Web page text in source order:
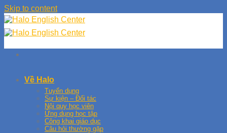
Skip to content
Về Halo
Tuyển dụng
Sự kiện – Đối tác
Nội quy học viên
Ứng dụng học tập
Công khai giáo dục
Câu hỏi thường gặp